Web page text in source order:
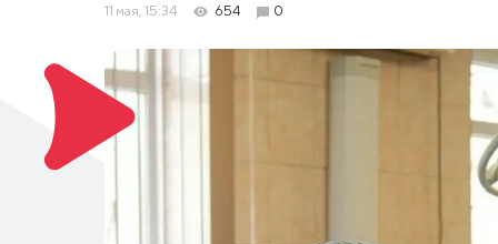
11 мая, 15:34 654 0